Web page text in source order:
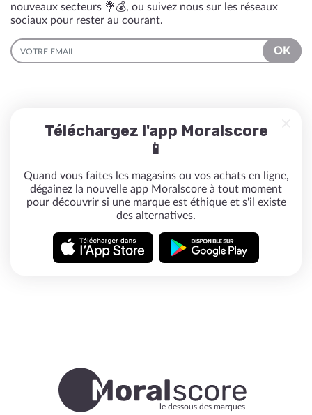
nouveaux secteurs 💐💰, ou suivez nous sur les réseaux
sociaux pour rester au courant.
EMAIL
OK
Téléchargez l'app Moralscore
📱
Quand vous faites les magasins ou vos achats en ligne,
dégainez la nouvelle app Moralscore à tout moment
pour découvrir si une marque est éthique et s'il existe
des alternatives.
le dessous des marques